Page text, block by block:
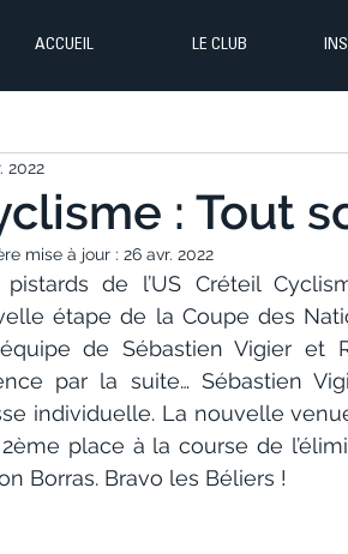
ACCUEIL LE CLUB
: Tout
2022
mise à jour : 26 avr. 2022
pistards de l’US Créteil
étape de la Coupe des
de Sébastien Vigier et
par la suite… Sébastien
individuelle. La nouvelle
place à la course de
Borras. Bravo les Béliers !